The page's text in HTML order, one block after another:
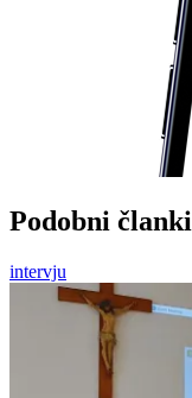
Podobni članki
intervju